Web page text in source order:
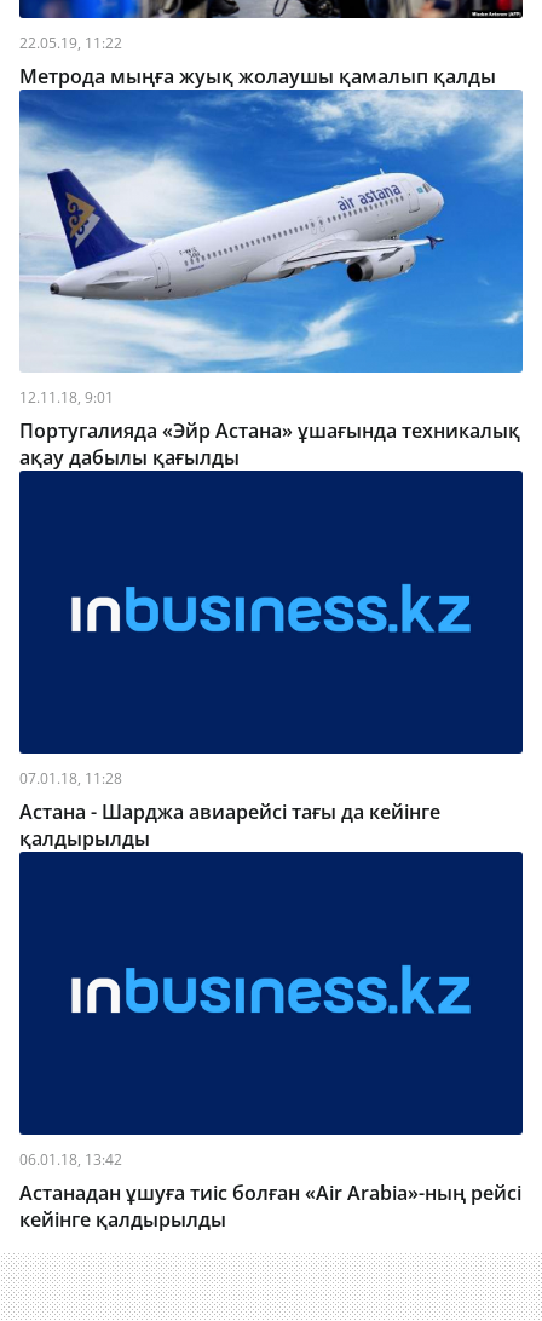
22.05.19, 11:22
Метрода мыңға жуық жолаушы қамалып қалды
12.11.18, 9:01
Португалияда «Эйр Астана» ұшағында техникалық
ақау дабылы қағылды
07.01.18, 11:28
Астана - Шарджа авиарейсі тағы да кейінге
қалдырылды
06.01.18, 13:42
Астанадан ұшуға тиіс болған «Air Arabia»-ның рейсі
кейінге қалдырылды